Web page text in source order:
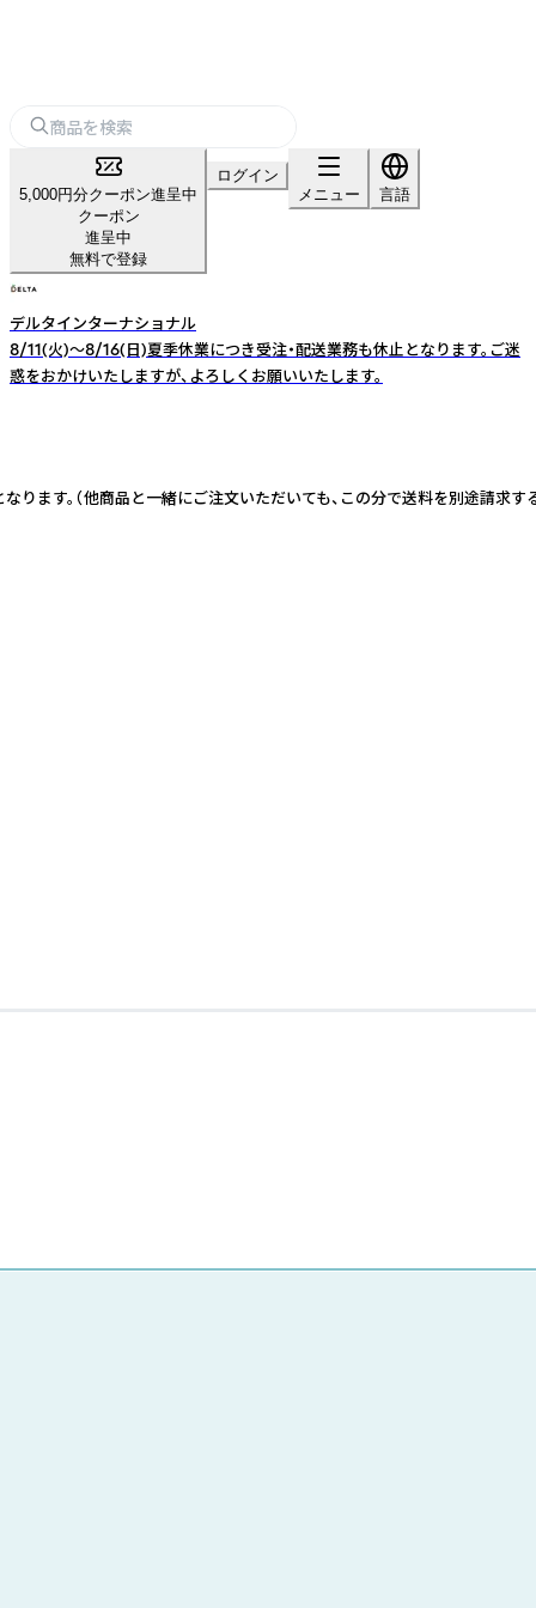
5,000円分クーポン進呈中
クーポン
進呈中
無料で登録
ログイン
メニュー
言語
デルタインターナショナル
8/11(火)～8/16(日)夏季休業につき受注・配送業務も休止となります。ご迷
惑をおかけいたしますが、よろしくお願いいたします。
す。（他商品と一緒にご注文いただいても、この分で送料を別途請求す